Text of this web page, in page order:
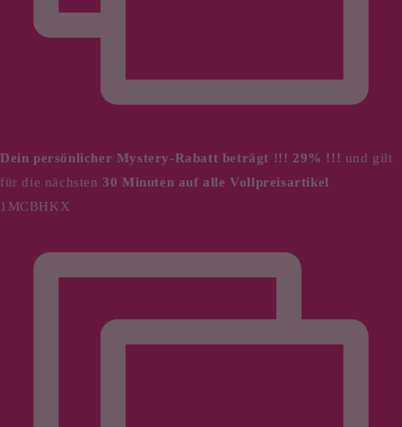
Dein persönlicher Mystery-Rabatt beträgt !!! 29% !!! und gilt
für die nächsten30 Minuten auf alle Vollpreisartikel
1MCBHKX